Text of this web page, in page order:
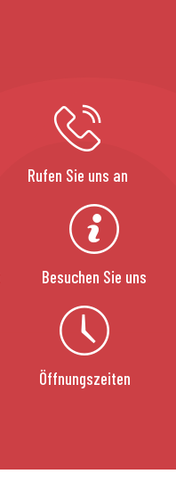
Rufen Sie uns an
Besuchen Sie uns
Öffnungszeiten